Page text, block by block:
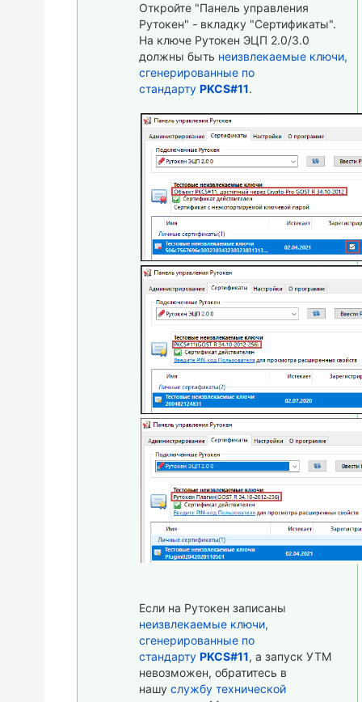
Откройте "Панель управления
Рутокен" - вкладку "Сертификаты".
На ключе Рутокен ЭЦП 2.0/3.0
должны быть неизвлекаемые ключи,
сгенерированные по
стандарту PKCS#11.
Если на Рутокен записаны
неизвлекаемые ключи,
сгенерированные по
стандарту PKCS#11, а запуск УТМ
невозможен, обратитесь в
нашу службу технической